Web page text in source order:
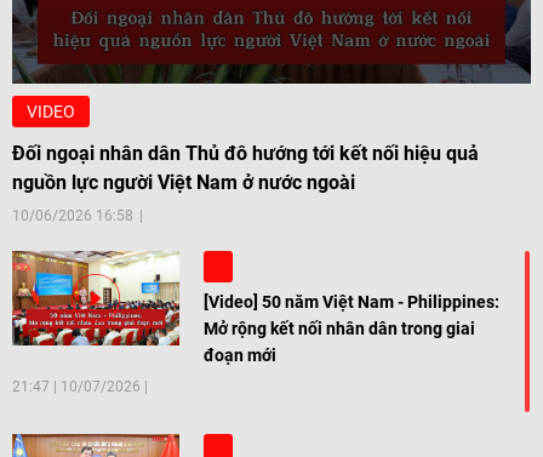
VIDEO
Đối ngoại nhân dân Thủ đô hướng tới kết nối hiệu quả
nguồn lực người Việt Nam ở nước ngoài
10/06/2026 16:58
[Video] 50 năm Việt Nam - Philippines:
Mở rộng kết nối nhân dân trong giai
đoạn mới
21:47 10/07/2026